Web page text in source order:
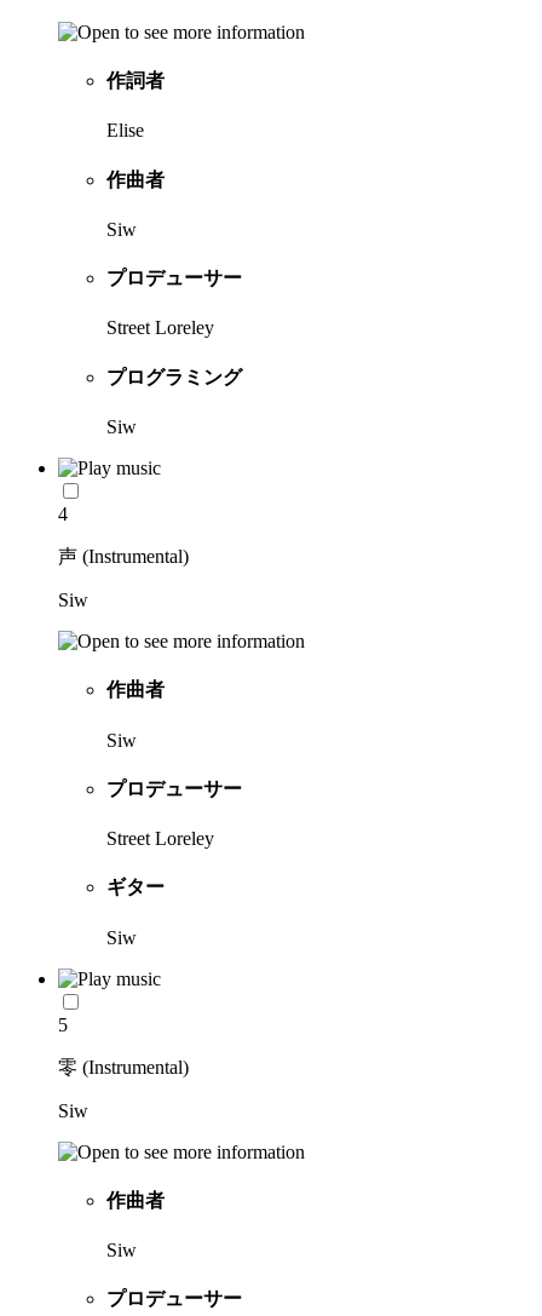
作詞者
Elise
作曲者
Siw
プロデューサー
Street Loreley
プログラミング
Siw
4
声 (Instrumental)
Siw
作曲者
Siw
プロデューサー
Street Loreley
ギター
Siw
5
零 (Instrumental)
Siw
作曲者
Siw
プロデューサー